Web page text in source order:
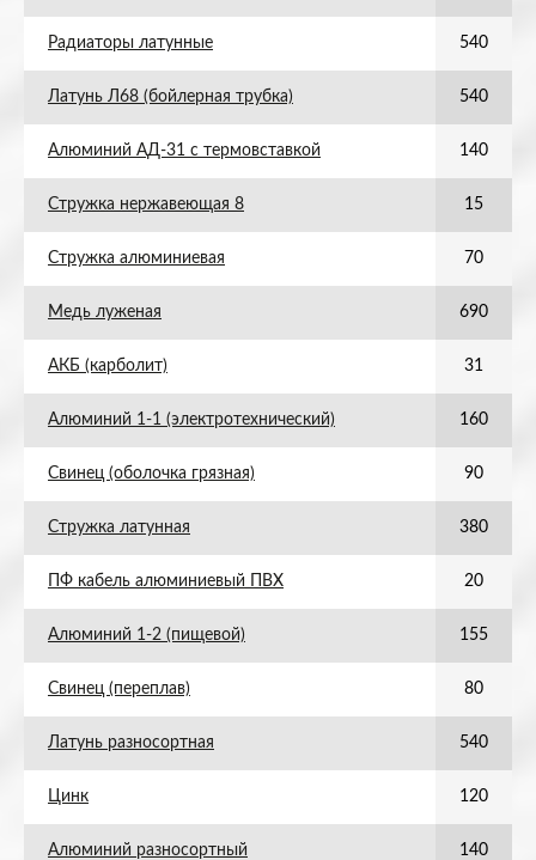
Радиаторы латунные 540
Латунь Л68 (бойлерная трубка) 540
Алюминий АД-31 с термовставкой 140
Стружка нержавеющая 8 15
Стружка алюминиевая 70
Медь луженая 690
АКБ (карболит) 31
Алюминий 1-1 (электротехнический) 160
Свинец (оболочка грязная) 90
Стружка латунная 380
ПФ кабель алюминиевый ПВХ 20
Алюминий 1-2 (пищевой) 155
Свинец (переплав) 80
Латунь разносортная 540
Цинк 120
Алюминий разносортный 140